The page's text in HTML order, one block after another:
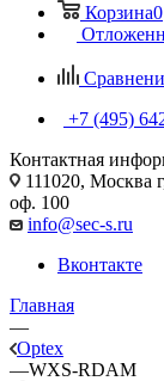
Корзина0
+7 (495)
Контактная
111020, Москва
оф. 100
info@sec-s.ru
Вконтакте
Главная
—
Optex
—WXS-RDAM